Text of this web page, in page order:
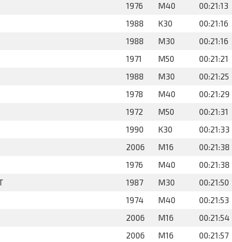
1976 M40 00:21:13
1988 K30 00:21:16
1988 M30 00:21:16
1971 M50 00:21:21
1988 M30 00:21:25
1978 M40 00:21:29
1972 M50 00:21:31
1990 K30 00:21:33
2006 M16 00:21:38
1976 M40 00:21:38
1987 M30 00:21:50
1974 M40 00:21:53
2006 M16 00:21:54
2006 M16 00:21:57